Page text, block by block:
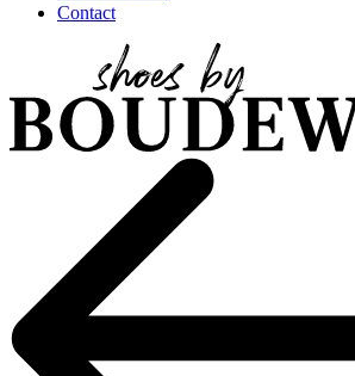
Contact